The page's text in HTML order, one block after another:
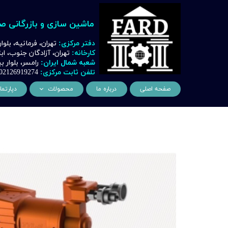
دفتر مرکزی: تهران، فرمانیه،
کارخانه: تهران، آزادگان
شعبه شمال ایران: رامسر،
تلفن ثابت مرکزی:
ماشین سازی و بازرگانی
صفحه اصلی درباره ما محصولات
ماشین آلات و تجهیزات
ماشین آلات و تجهیزات
ماشین آلات و تجهیزات